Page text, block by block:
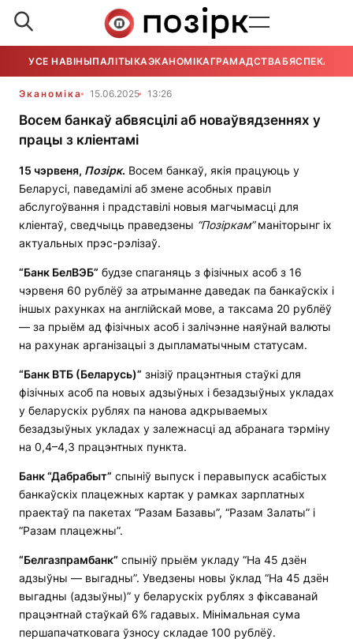
УСЕ НАВІНЫПАЛІТЫКАЭКАНОМІКАГРАМАДСТВАБЯСПЕКА
Эканоміка 15.06.2025 13:26
Восем банкаў абвясцілі аб новаўвядзеннях у
працы з кліентамі
15 чэрвеня, Позірк. Восем банкаў, якія працуюць у
Беларусі, паведамілі аб змене асобных правіл
абслугоўвання і прадставілі новыя магчымасці для
кліентаў, сведчыць праведзены “Позіркам”маніторынг іх
актуальных прэс-рэлізаў.
“Банк БелВЭБ” будзе спаганяць з фізічных асоб з 16
чэрвеня 60 рублёў за атрыманне даведак па банкаўскіх і
іншых рахунках на англійскай мове, а таксама 20 рублёў
— за прыём ад фізічных асоб і залічэнне наяўнай валюты
на рахунак арганізацыі з дыпламатычным статусам.
“Банк ВТБ (Беларусь)” знізіў працэнтныя стаўкі для
фізічных асоб па новых адзыўных і безадзыўных укладах
у беларускіх рублях па нанова адкрываемых
безадзыўных укладах у залежнасці ад абранага тэрміну
на 0,4–4,3 працэнтных пункта.
Банк“Дабрабыт” спыніў выпуск і перавыпуск асабістых
банкаўскіх плацежных картак у рамках зарплатных
праектаў па пакетах “Разам Базавы”, “Разам Залаты” і
“Разам плацежны”.
“Белгазпрамбанк” спыніў прыём укладу “На 45 дзён
адзыўны — выгадны”. Уведзены новы ўклад “На 45 дзён
выгадны (адзыўны)” у беларускіх рублях з фіксаванай
працэнтнай стаўкай 6% гадавых. Мінімальная сума
першапачатковага ўзносу складае 100 рублёў.